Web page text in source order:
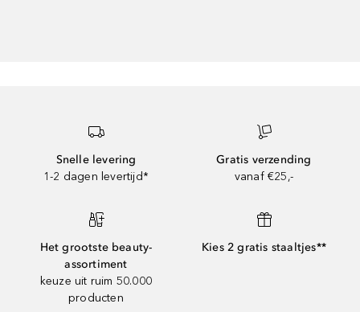
Snelle levering
1-2 dagen levertijd*
Gratis verzending
vanaf €25,-
Het grootste beauty-
assortiment
keuze uit ruim 50.000
producten
Kies 2 gratis staaltjes**